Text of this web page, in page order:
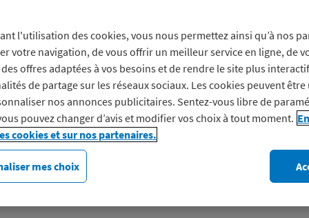
Pour vos cadeaux déco,
déménagement !
l'utilisation des cookies, vous nous permettez ainsi qu’à nos
votre navigation, de vous offrir un meilleur service en ligne, de
offres adaptées à vos besoins et de rendre le site plus
de partage sur les réseaux sociaux. Les cookies peuvent
nos annonces publicitaires. Sentez-vous libre de
pouvez changer d’avis et modifier vos choix à tout moment.
cookies et sur nos partenaires.
mes choix